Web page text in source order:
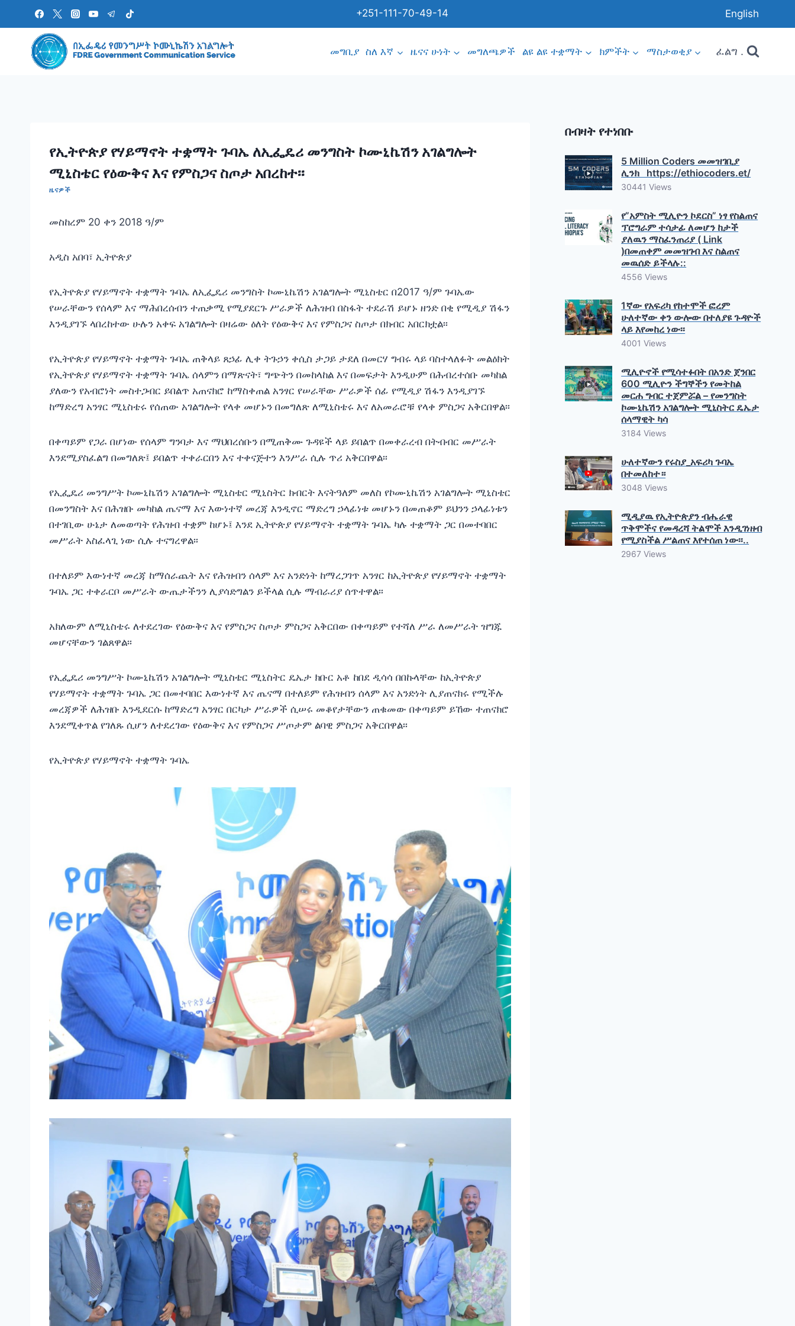
content
+251-111-70-49-14 English
መግቢያ ስለ እኛ ዜናና ሁነት መግለጫዎች ልዩ ልዩ ተቋማት ክምችት ማስታወቂያ ፈልግ .
የኢትዮጵያ የሃይማኖት ተቋማት ጉባኤ ለኢፌዴሪ መንግስት ኮሙኒኬሽን አገልግሎት
ሚኒስቴር የዕውቅና እና የምስጋና ስጦታ አበረከተ፡፡
ዜናዎች
መስከረም 20 ቀን 2018 ዓ/ም
አዲስ አበባ፣ ኢትዮጵያ
የኢትዮጵያ የሃይማኖት ተቋማት ጉባኤ ለኢፌዴሪ መንግስት ኮሙኒኬሽን አገልግሎት ሚኒስቴር በ2017 ዓ/ም ጉባኤው
የሠራቸውን የሰላም እና ማሕበረሰብን ተጠቃሚ የሚያደርጉ ሥራዎች ለሕዝብ በስፋት ተደራሽ ይሆኑ ዘንድ በቂ የሚዲያ ሽፋን
እንዲያገኙ ላበረከተው ሁሉን አቀፍ አገልግሎት በዛሬው ዕለት የዕውቅና እና የምስጋና ስጦታ በክብር አበርክቷል፡፡
የኢትዮጵያ የሃይማኖት ተቋማት ጉባኤ ጠቅላይ ጸኃፊ ሊቀ ትጉኃን ቀሲስ ታጋይ ታደለ በመርሃ ግብሩ ላይ ባስተላለፉት መልዕክት
የኢትዮጵያ የሃይማኖት ተቋማት ጉባኤ ሰላምን በማጽናት፣ ግጭትን በመከላከል እና በመፍታት እንዲሁም በሕብረተሰቡ መካከል
ያለውን የአብሮነት መስተጋብር ይበልጥ አጠናክሮ ከማስቀጠል አንፃር የሠራቸው ሥራዎች ሰፊ የሚዲያ ሽፋን እንዲያገኙ
ከማድረግ አንፃር ሚኒስቴሩ የሰጠው አገልግሎት የላቀ መሆኑን በመግለጽ ለሚኒስቴሩ እና ለአመራሮቹ የላቀ ምስጋና አቅርበዋል፡፡
በቀጣይም የጋራ በሆነው የሰላም ግንባታ እና ማህበረሰቡን በሚጠቅሙ ጉዳዩች ላይ ይበልጥ በመቀራረብ በትብብር መሥራት
እንደሚያስፈልግ በመግለጽ፤ ይበልጥ ተቀራርበን እና ተቀናጅተን እንሥራ ሲሉ ጥሪ አቅርበዋል፡፡
የኢፌዴሪ መንግሥት ኮሙኒኬሽን አገልግሎት ሚኒስቴር ሚኒስትር ክብርት እናትዓለም መለስ የኮሙኒኬሽን አገልግሎት ሚኒስቴር
በመንግስት እና በሕዝቡ መካከል ጤናማ እና እውነተኛ መረጃ እንዲኖር ማድረግ ኃላፊነቱ መሆኑን በመጠቆም ይህንን ኃላፊነቱን
በተገቢው ሁኔታ ለመወጣት የሕዝብ ተቋም ከሆኑ፤ እንደ ኢትዮጵያ የሃይማኖት ተቋማት ጉባኤ ካሉ ተቋማት ጋር በመተባበር
መሥራት አስፈላጊ ነው ሲሉ ተናግረዋል፡፡
በተለይም እውነተኛ መረጃ ከማሰራጨት እና የሕዝብን ሰላም እና አንድነት ከማረጋገጥ አንፃር ከኢትዮጵያ የሃይማኖት ተቋማት
ጉባኤ ጋር ተቀራርቦ መሥራት ውጤታችንን ሊያሳድግልን ይችላል ሲሉ ማብራሪያ ሰጥተዋል፡፡
አክለውም ለሚኒስቴሩ ለተደረገው የዕውቅና እና የምስጋና ስጦታ ምስጋና አቅርበው በቀጣይም የተሻለ ሥራ ለመሥራት ዝግጁ
መሆናቸውን ገልጸዋል፡፡
የኢፌዴሪ መንግሥት ኮሙኒኬሽን አገልግሎት ሚኒስቴር ሚኒስትር ዴኤታ ክቡር አቶ ከበደ ዲሳሳ በበኩላቸው ከኢትዮጵያ
የሃይማኖት ተቋማት ጉባኤ ጋር በመተባበር እውነተኛ እና ጤናማ በተለይም የሕዝብን ሰላም እና አንድነት ሊያጠናክሩ የሚችሉ
መረጃዎች ለሕዝቡ እንዲደርሱ ከማድረግ አንፃር በርካታ ሥራዎች ሲሠሩ መቆየታቸውን ጠቁመው በቀጣይም ይኸው ተጠናክሮ
እንደሚቀጥል የገለጹ ሲሆን ለተደረገው የዕውቅና እና የምስጋና ሥጦታም ልባዊ ምስጋና አቅርበዋል፡፡
የኢትዮጵያ የሃይማኖት ተቋማት ጉባኤ
በብዛት የተነበቡ
5 Million Coders መመዝገቢያ
ሊንክ https://ethiocoders.et/
30441 Views
የ”አምስት ሚሊዮን ኮደርስ” ነፃ የስልጠና
ፕሮግራም ተሳታፊ ለመሆን ከታች
ያለዉን ማስፈንጠሪያ ( Link
)በመጠቀም መመዝገብ እና ስልጠና
መዉሰድ ይችላሉ::
4556 Views
1ኛው የአፍሪካ የከተሞች ፎረም
ሁለተኛው ቀን ውሎው በተለያዩ ጉዳዮች
ላይ እየመከረ ነው፡፡
4001 Views
ሚሊዮኖች የሚሳተፉበት በአንድ ጀንበር
600 ሚሊዮን ችግኞችን የመትከል
መርሐ ግብር ተጀምሯል – የመንግስት
ኮሙኒኬሽን አገልግሎት ሚኒስትር ዴኤታ
ሰላማዊት ካሳ
3184 Views
ሁለተኛውን የሩስያ_አፍሪካ ጉባኤ
በተመለከተ።
3048 Views
ሚዲያዉ የኢትዮጵያን ብሔራዊ
ጥቅሞችና የመዳረሻ ትልሞች እንዲገነዘብ
የሚያስችል ሥልጠና እየተሰጠ ነው፡፡..
2967 Views